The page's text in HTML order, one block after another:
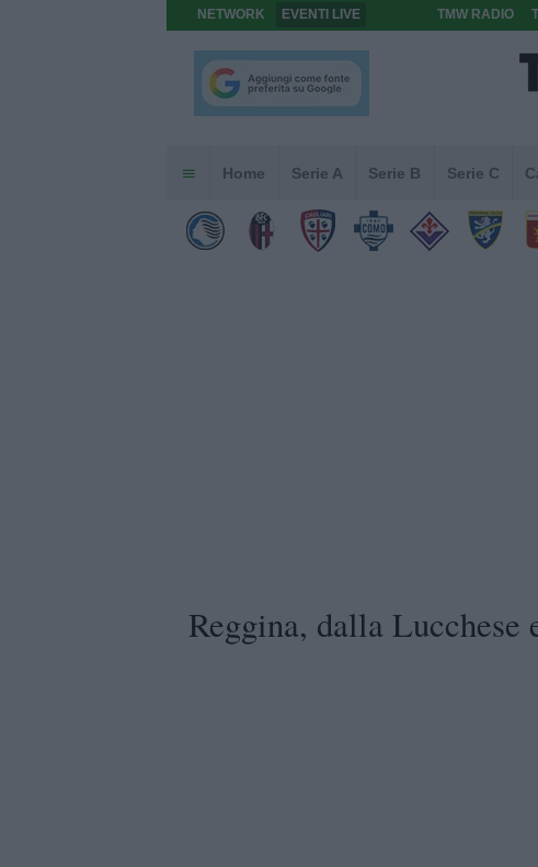
NETWORK EVENTI LIVE TMW RADIO
Home Serie A Serie B Serie C
Reggina, dalla